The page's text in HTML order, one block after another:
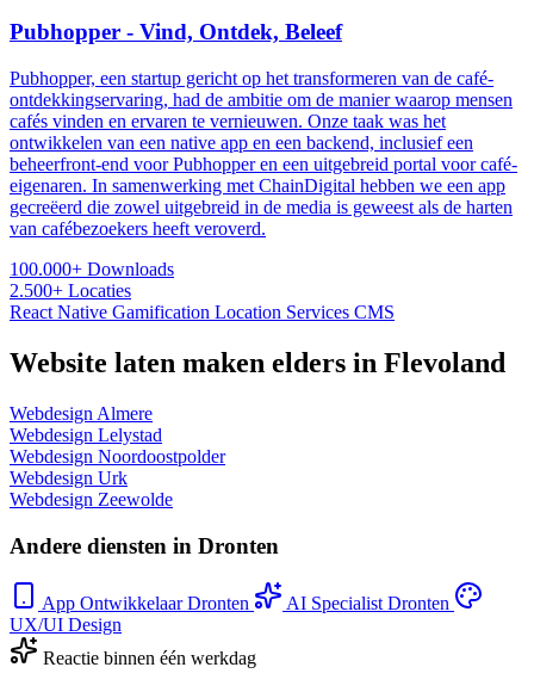
Pubhopper - Vind, Ontdek, Beleef
Pubhopper, een startup gericht op het transformeren van de café-
ontdekkingservaring, had de ambitie om de manier waarop mensen
cafés vinden en ervaren te vernieuwen. Onze taak was het
ontwikkelen van een native app en een backend, inclusief een
beheerfront-end voor Pubhopper en een uitgebreid portal voor café-
eigenaren. In samenwerking met ChainDigital hebben we een app
gecreëerd die zowel uitgebreid in de media is geweest als de harten
van cafébezoekers heeft veroverd.
100.000+ Downloads
2.500+ Locaties
React Native Gamification Location Services CMS
Website laten maken elders in Flevoland
Webdesign Almere
Webdesign Lelystad
Webdesign Noordoostpolder
Webdesign Urk
Webdesign Zeewolde
Andere diensten in Dronten
App Ontwikkelaar Dronten
AI Specialist Dronten
UX/UI Design
Reactie binnen één werkdag